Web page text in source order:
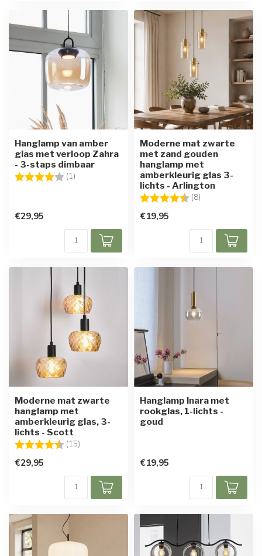
Hanglamp van amber
glas met verloop Zahra
- 3-staps dimbaar
Beoordeling: (1)
€29,95
Moderne mat zwarte
met zand gouden
hanglamp met
amberkleurig glas 3-
lichts - Arlington
Beoordeling: (8)
€19,95
Moderne mat zwarte
hanglamp met
amberkleurig glas, 3-
lichts - Scott
Beoordeling: (15)
€29,95
Hanglamp Inara met
rookglas, 1-lichts -
goud
€19,95